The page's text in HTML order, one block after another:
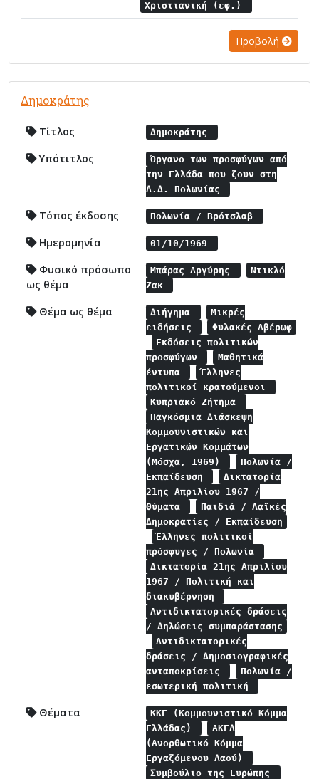
Χριστιανική (εφ.)
Προβολή
Δημοκράτης
Τίτλος Δημοκράτης
Υπότιτλος
Όργανο των προσφύγων από
την Ελλάδα που ζουν στη
Λ.Δ. Πολωνίας
Τόπος έκδοσης Πολωνία / Βρότσλαβ
Ημερομηνία 01/10/1969
Φυσικό πρόσωπο
ως θέμα
Μπάρας Αργύρης
Ντικλό
Ζακ
Θέμα ως θέμα Διήγημα
Μικρές
ειδήσεις
Φυλακές Αβέρωφ
Εκδόσεις πολιτικών
προσφύγων
Μαθητικά
έντυπα
Έλληνες
πολιτικοί κρατούμενοι
Κυπριακό Ζήτημα
Παγκόσμια Διάσκεψη
Κομμουνιστικών και
Εργατικών Κομμάτων
(Μόσχα, 1969)
Πολωνία /
Εκπαίδευση
Δικτατορία
21ης Απριλίου 1967 /
Θύματα
Παιδιά / Λαϊκές
Δημοκρατίες / Εκπαίδευση
Έλληνες πολιτικοί
πρόσφυγες / Πολωνία
Δικτατορία 21ης Απριλίου
1967 / Πολιτική και
διακυβέρνηση
Αντιδικτατορικές δράσεις
/ Δηλώσεις συμπαράστασης
Αντιδικτατορικές
δράσεις / Δημοσιογραφικές
ανταποκρίσεις
Πολωνία /
εσωτερική πολιτική
Θέματα
ΚΚΕ (Κομμουνιστικό Κόμμα
Ελλάδας)
ΑΚΕΛ
(Ανορθωτικό Κόμμα
Εργαζόμενου Λαού)
Συμβούλιο της Ευρώπης